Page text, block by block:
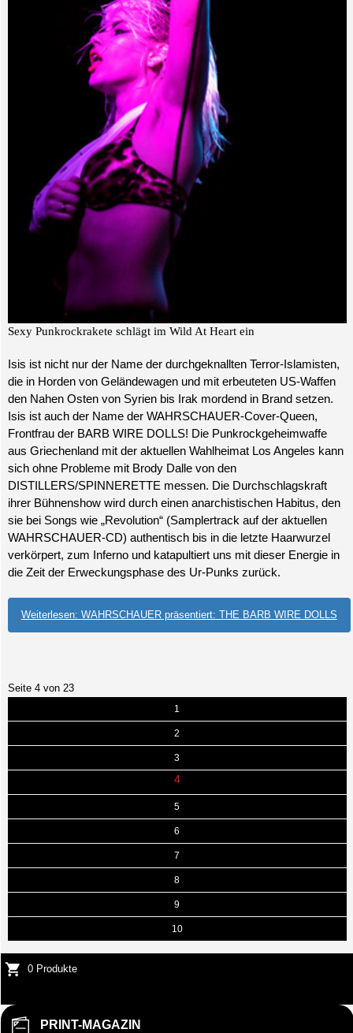
Sexy Punkrockrakete schlägt im Wild At Heart ein
Isis ist nicht nur der Name der durchgeknallten Terror-Islamisten,
die in Horden von Geländewagen und mit erbeuteten US-Waffen
den Nahen Osten von Syrien bis Irak mordend in Brand setzen.
Isis ist auch der Name der WAHRSCHAUER-Cover-Queen,
Frontfrau der BARB WIRE DOLLS! Die Punkrockgeheimwaffe
aus Griechenland mit der aktuellen Wahlheimat Los Angeles kann
sich ohne Probleme mit Brody Dalle von den
DISTILLERS/SPINNERETTE messen. Die Durchschlagskraft
ihrer Bühnenshow wird durch einen anarchistischen Habitus, den
sie bei Songs wie „Revolution“ (Samplertrack auf der aktuellen
WAHRSCHAUER-CD) authentisch bis in die letzte Haarwurzel
verkörpert, zum Inferno und katapultiert uns mit dieser Energie in
die Zeit der Erweckungsphase des Ur-Punks zurück.
Weiterlesen: WAHRSCHAUER präsentiert: THE BARB WIRE DOLLS
Seite 4 von 23
1
2
3
4
5
6
7
8
9
10
0 Produkte
PRINT-MAGAZIN